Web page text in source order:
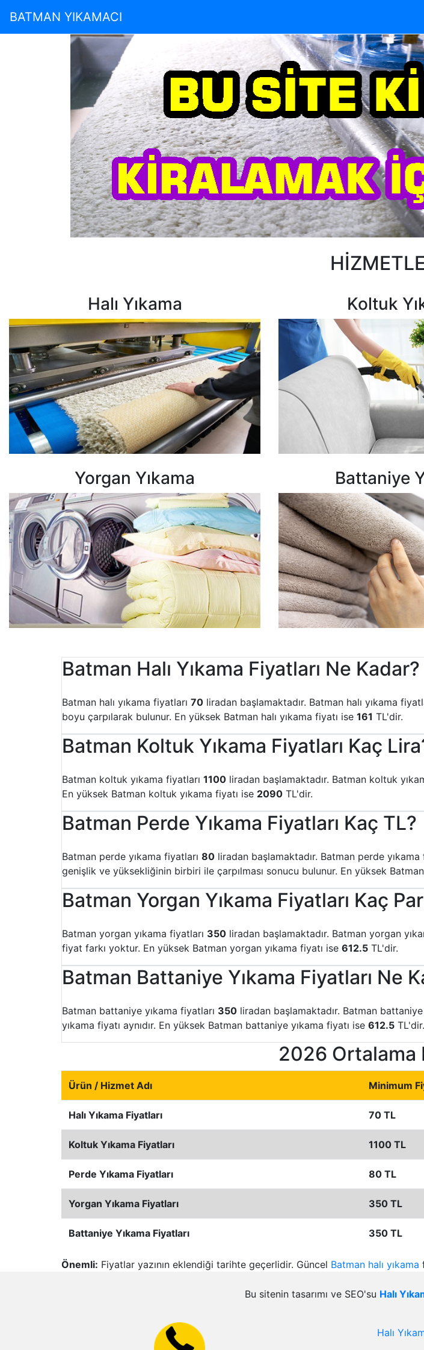
BATMAN YIKAMACI
Halı Yıkama Koltuk
Yorgan Yıkama Battaniye
Batman Halı Yıkama Fiyatları Ne Kadar?
Batman halı yıkama fiyatları 70 liradan başlamaktadır. Batman halı yıkama
boyu çarpılarak bulunur. En yüksek Batman halı yıkama fiyatı ise 161 TL'dir.
Batman Koltuk Yıkama Fiyatları Kaç
Batman koltuk yıkama fiyatları 1100 liradan başlamaktadır. Batman koltuk
En yüksek Batman koltuk yıkama fiyatı ise 2090 TL'dir.
Batman Perde Yıkama Fiyatları Kaç TL?
Batman perde yıkama fiyatları 80 liradan başlamaktadır. Batman perde
genişlik ve yüksekliğinin birbiri ile çarpılması sonucu bulunur. En yüksek
Batman Yorgan Yıkama Fiyatları Kaç
Batman yorgan yıkama fiyatları 350 liradan başlamaktadır. Batman yorgan
fiyat farkı yoktur. En yüksek Batman yorgan yıkama fiyatı ise 612.5 TL'dir.
Batman Battaniye Yıkama Fiyatları Ne
Batman battaniye yıkama fiyatları 350 liradan başlamaktadır. Batman
yıkama fiyatı aynıdır. En yüksek Batman battaniye yıkama fiyatı ise 612.5 TL'dir.
2026 Ortalama
Ürün / Hizmet Adı Minimum
Halı Yıkama Fiyatları 70 TL
Koltuk Yıkama Fiyatları 1100 TL
Perde Yıkama Fiyatları 80 TL
Yorgan Yıkama Fiyatları 350 TL
Battaniye Yıkama Fiyatları 350 TL
Önemli: Fiyatlar yazının eklendiği tarihte geçerlidir. Güncel Batman halı yıkama
Bu sitenin tasarımı ve SEO'su Halı
Halı